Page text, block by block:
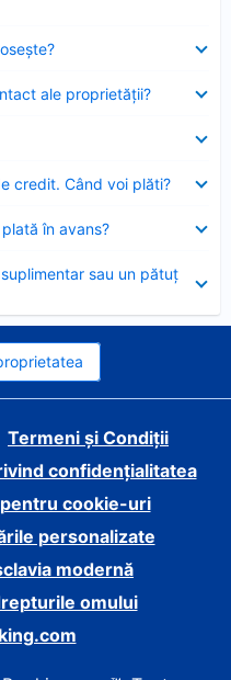
ale proprietății?
credit. Când voi plăti?
în avans?
sau un pătuț
Termeni și Condiții
confidențialitatea
cookie-uri
personalizate
modernă
omului